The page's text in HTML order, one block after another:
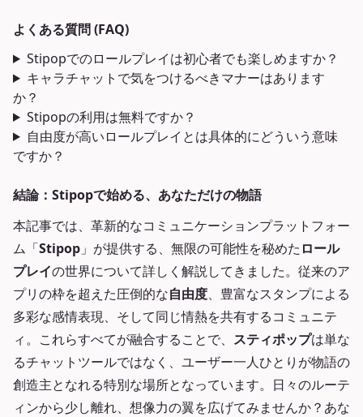
よくある質問 (FAQ)
Stipopでのロールプレイは初心者でも楽しめますか？
キャラチャットで気をつけるべきマナーはあります
か？
Stipopの利用は無料ですか？
自由度が高いロールプレイとは具体的にどういう意味
ですか？
結論：Stipopで始める、あなただけの物語
本記事では、革新的なコミュニケーションプラットフォー
ム「Stipop 」が提供する、無限の可能性を秘めた ロール
プレイの世界について詳しく解説してきました。従来のア
プリの枠を超えた圧倒的な自由度、豊富なスタンプによる
多彩な感情表現、そして同じ情熱を共有するコミュニテ
ィ。これらすべてが融合することで、 スティポップは単な
るチャットツールではなく、ユーザー一人ひとりが物語の
創造主となれる特別な場所となっています。日々のルーテ
ィンから少し離れ、想像力の翼を広げてみませんか？あな